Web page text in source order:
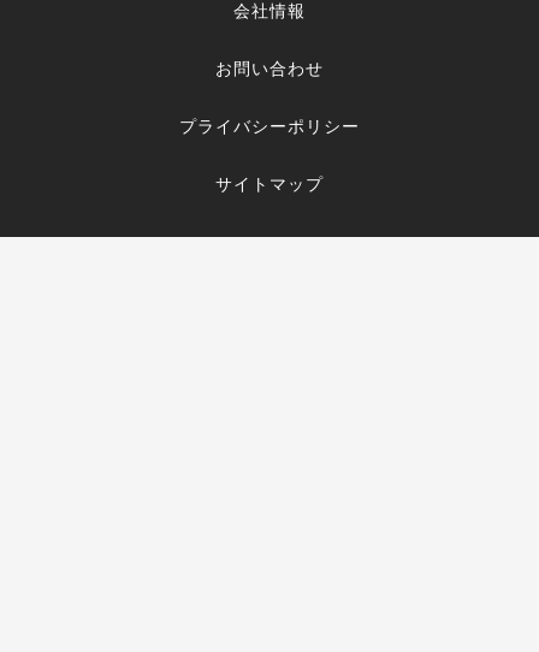
会社情報
お問い合わせ
プライバシーポリシー
サイトマップ